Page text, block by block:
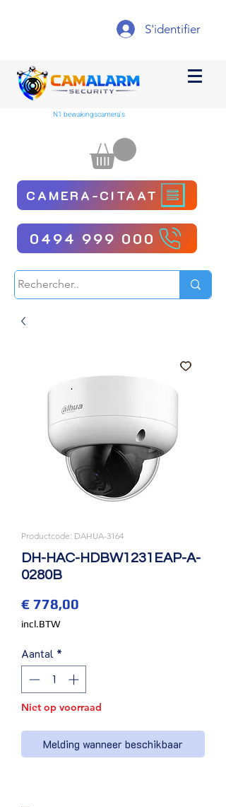
S'identifier
N1 bewakingscamera's
CAMERA-CITAAT
0494 999 000
Productcode: DAHUA-3164
DH-HAC-HDBW1231EAP-A-
0280B
€ 778,00
incl.BTW
Aantal *
Niet op voorraad
Melding wanneer beschikbaar